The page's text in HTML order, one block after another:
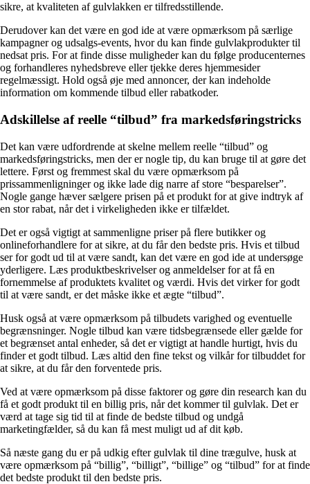
sikre, at kvaliteten af ​​gulvlakken er tilfredsstillende.
Derudover kan det være en god ide at være opmærksom på særlige
kampagner og udsalgs-events, hvor du kan finde gulvlakprodukter til
nedsat pris. For at finde disse muligheder kan du følge producenternes
og forhandleres nyhedsbreve eller tjekke deres hjemmesider
regelmæssigt. Hold også øje med annoncer, der kan indeholde
information om kommende tilbud eller rabatkoder.
Adskillelse af reelle “tilbud” fra markedsføringstricks
Det kan være udfordrende at skelne mellem reelle “tilbud” og
markedsføringstricks, men der er nogle tip, du kan bruge til at gøre det
lettere. Først og fremmest skal du være opmærksom på
prissammenligninger og ikke lade dig narre af store “besparelser”.
Nogle gange hæver sælgere prisen på et produkt for at give indtryk af
en stor rabat, når det i virkeligheden ikke er tilfældet.
Det er også vigtigt at sammenligne priser på flere butikker og
onlineforhandlere for at sikre, at du får den bedste pris. Hvis et tilbud
ser for godt ud til at være sandt, kan det være en god ide at undersøge
yderligere. Læs produktbeskrivelser og anmeldelser for at få en
fornemmelse af produktets kvalitet og værdi. Hvis det virker for godt
til at være sandt, er det måske ikke et ægte “tilbud”.
Husk også at være opmærksom på tilbudets varighed og eventuelle
begrænsninger. Nogle tilbud kan være tidsbegrænsede eller gælde for
et begrænset antal enheder, så det er vigtigt at handle hurtigt, hvis du
finder et godt tilbud. Læs altid den fine tekst og vilkår for tilbuddet for
at sikre, at du får den forventede pris.
Ved at være opmærksom på disse faktorer og gøre din research kan du
få et godt produkt til en billig pris, når det kommer til gulvlak. Det er
værd at tage sig tid til at finde de bedste tilbud og undgå
marketingfælder, så du kan få mest muligt ud af dit køb.
Så næste gang du er på udkig efter gulvlak til dine trægulve, husk at
være opmærksom på “billig”, “billigt”, “billige” og “tilbud” for at finde
det bedste produkt til den bedste pris.